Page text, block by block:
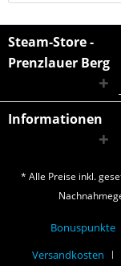
Steam-Store -
Prenzlauer Berg
Informationen
* Alle Preise inkl.
Bonuspunkte
Versandkosten